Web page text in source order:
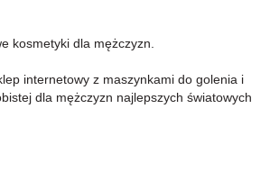
kosmetyki dla mężczyzn.
internetowy z maszynkami do golenia i
dla mężczyzn najlepszych światowych